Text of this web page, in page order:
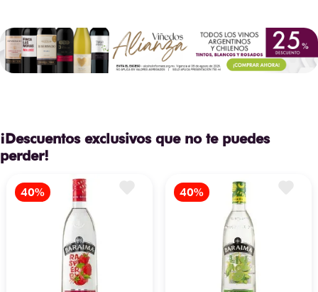
¡Descuentos exclusivos que no te puedes
perder!